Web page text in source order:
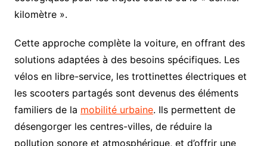
kilomètre ».
Cette approche complète la voiture, en offrant des
solutions adaptées à des besoins spécifiques. Les
vélos en libre-service, les trottinettes électriques et
les scooters partagés sont devenus des éléments
familiers de la mobilité urbaine. Ils permettent de
désengorger les centres-villes, de réduire la
pollution sonore et atmosphérique, et d’offrir une